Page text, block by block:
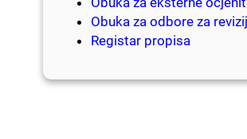
Obuka za odbore za
Registar propisa